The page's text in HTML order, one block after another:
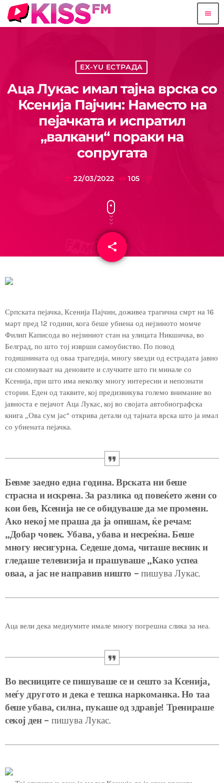
menu
EX-YU ЕСТРАДА
Аца Лукас имал тајна врска со
Ксенија Пајчин: Наместо на
пејачката и испратил
„валкани“ пораки на
сопругата
today 22/03/2022 105
share
email
Српската пејачка, Ксенија Пајчин, доживеа трагична смрт на 16
март пред 12 години, кога беше убиена од нејзиното момче
Филип Каписода во нејзиниот стан на улицата Никшичка, во
Белград, по што тој изврши самоубиство. По повод
годишнината од оваа трагедија, многу ѕвезди од естрадата јавно
си спомнуваат на деновите и случките што ги минале со
Ксенија, при што има неколку многу интересни и непознати
стории. Еден од таквите, кој предизвикува големо внимание во
јавноста е пејачот Аца Лукас, кој во својата автобиографска
книга „Ова сум јас“ открива детали од тајната врска што ја имал
со убиената пејачка.
Бевме заедно една година. Врската ни беше
страсна и искрена. За разлика од повеќето жени со
кои бев, Ксенија не се обидуваше да ме промени.
Ако некој ме праша да ја опишам, ќе речам:
„Добар човек. Убава, убава и несреќна. Беше
многу несигурна. Седеше дома, читаше весник и
гледаше телевизија и прашуваше „Како успеа
оваа, а јас не направив ништо – пишува Лукас.
Аца вели дека медиумите имале многу погрешна слика за неа.
Во весниците се пишуваше се и сешто за Ксенија,
меѓу другото и дека е тешка наркоманка. Но таа
беше убава, силна, пукаше од здравје! Тренираше
секој ден – пишува Лукас.